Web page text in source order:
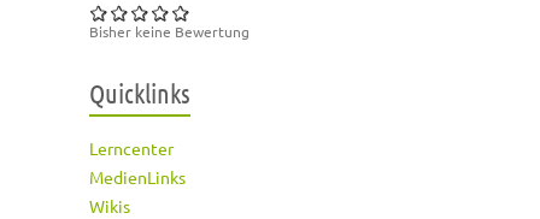
Bisher keine Bewertung
Quicklinks
Lerncenter
MedienLinks
Wikis